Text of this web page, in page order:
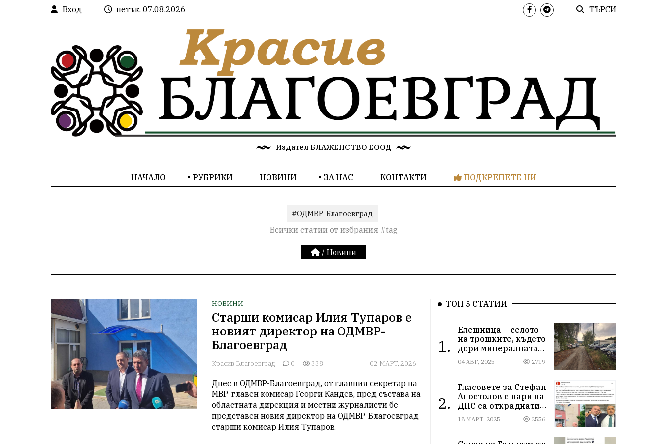
Вход петък, 07.08.2026 ТЪРСИ
Издател БЛАЖЕНСТВО ЕООД
НАЧАЛО РУБРИКИ НОВИНИ ЗА НАС КОНТАКТИ ПОДКРЕПЕТЕ НИ
#ОДМВР-Благоевград
Всички статии от избрания #tag
/ Новини
НОВИНИ
Старши комисар Илия Тупаров е
новият директор на ОДМВР-
Благоевград
Красив Благоевград 0 338 02 МАРТ, 2026
Днес в ОДМВР-Благоевград, от главния секретар на
МВР-главен комисар Георги Кандев, пред състава на
областната дирекция и местни журналисти бе
представен новия директор на ОДМВР-Благоевград
старши комисар Илия Тупаров.
ТОП 5 СТАТИИ
1.
Елешница – селото
на трошките, където
дори минералната
вода не може да
измие срама
04 АВГ, 2025 2719
2.
Гласовете за Стефан
Апостолов с пари на
ДПС са откраднати
от Иван Герчев,
медия бухалка го
18 МАРТ, 2025 2556